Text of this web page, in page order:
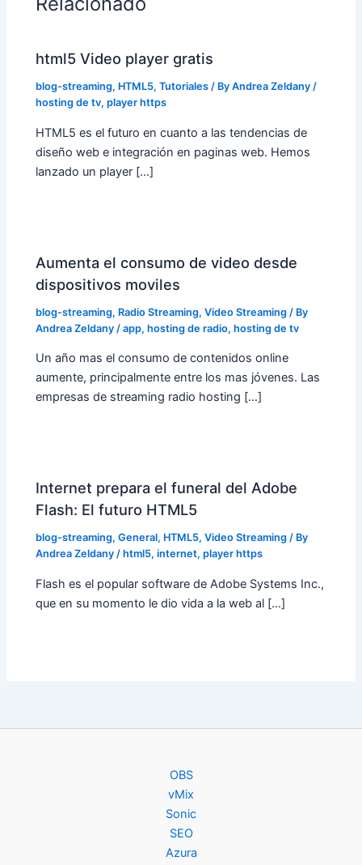
html5 Video player gratis
blog-streaming, HTML5,Tutoriales / ByAndrea Zeldany/
hosting de tv,player https
HTML5 es el futuro en cuanto a las tendencias de
diseño web e integración en paginas web. Hemos
lanzado un player […]
Aumenta el consumo de video desde
dispositivos moviles
blog-streaming, Radio Streaming,Video Streaming / By
Andrea Zeldany /app,hosting de radio,hosting de tv
Un año mas el consumo de contenidos online
aumente, principalmente entre los mas jóvenes. Las
empresas de streaming radio hosting […]
Internet prepara el funeral del Adobe
Flash: El futuro HTML5
blog-streaming,General, HTML5,Video Streaming / By
Andrea Zeldany/html5,internet,player https
Flash es el popular software de Adobe Systems Inc.,
que en su momento le dio vida a la web al […]
OBS
vMix
Sonic
SEO
Azura